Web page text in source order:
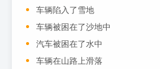
车辆陷入了雪地
车辆被困在了沙地中
汽车被困在了水中
车辆在山路上滑落